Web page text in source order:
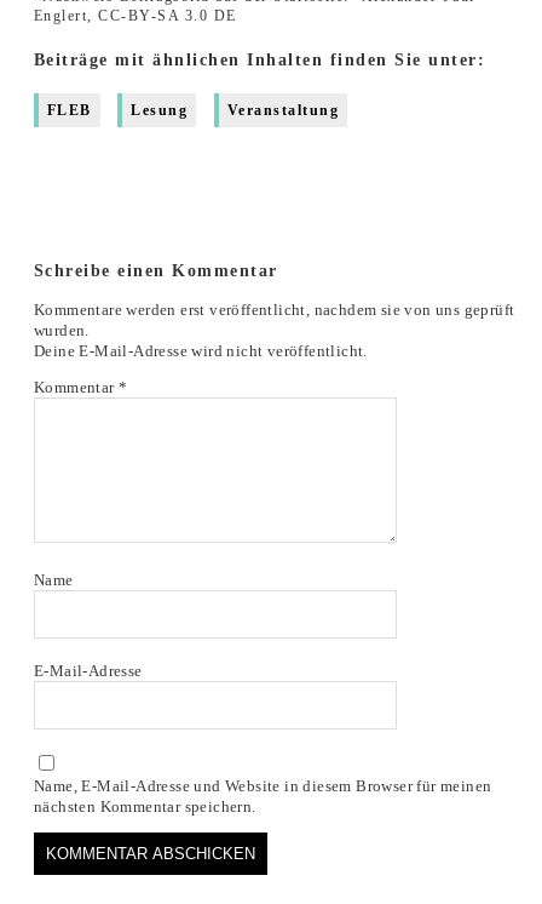
Englert, CC-BY-SA 3.0 DE
Beiträge mit ähnlichen Inhalten finden Sie unter:
FLEB Lesung Veranstaltung
Schreibe einen Kommentar
Kommentare werden erst veröffentlicht, nachdem sie von uns geprüft
wurden.
Deine E-Mail-Adresse wird nicht veröffentlicht.
Kommentar *
Name
E-Mail-Adresse
Name, E-Mail-Adresse und Website in diesem Browser für meinen
nächsten Kommentar speichern.